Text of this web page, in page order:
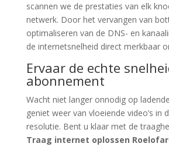
scannen we de prestaties van elk
netwerk. Door het vervangen van
optimaliseren van de DNS- en
de internetsnelheid direct merkbaar
Ervaar de echte
abonnement
Wacht niet langer onnodig op
geniet weer van vloeiende video’s in
resolutie. Bent u klaar met de
Traag internet oplossen